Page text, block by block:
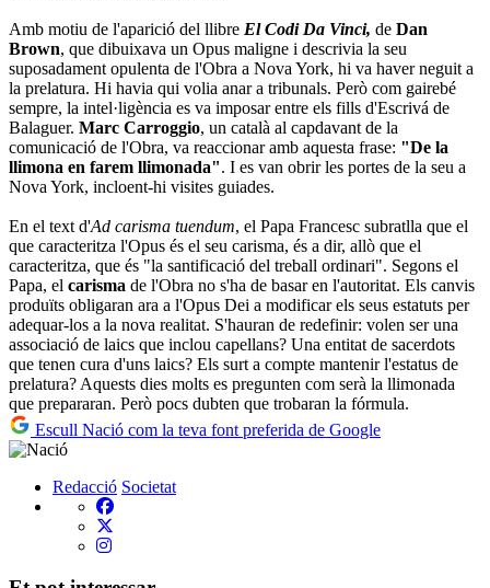
Amb motiu de l'aparició del llibre El Codi Da Vinci, de Dan
Brown, que dibuixava un Opus maligne i descrivia la seu
suposadament opulenta de l'Obra a Nova York, hi va haver neguit a
la prelatura. Hi havia qui volia anar a tribunals. Però com gairebé
sempre, la intel·ligència es va imposar entre els fills d'Escrivá de
Balaguer. Marc Carroggio, un català al capdavant de la
comunicació de l'Obra, va reaccionar amb aquesta frase: "De la
llimona en farem llimonada". I es van obrir les portes de la seu a
Nova York, incloent-hi visites guiades.
En el text d'Ad carisma tuendum, el Papa Francesc subratlla que el
que caracteritza l'Opus és el seu carisma, és a dir, allò que el
caracteritza, que és "la santificació del treball ordinari". Segons el
Papa, el carisma de l'Obra no s'ha de basar en l'autoritat. Els canvis
produïts obligaran ara a l'Opus Dei a modificar els seus estatuts per
adequar-los a la nova realitat. S'hauran de redefinir: volen ser una
associació de laics que inclou capellans? Una entitat de sacerdots
que tenen cura d'uns laics? Els surt a compte mantenir l'estatus de
prelatura? Aquests dies molts es pregunten com serà la llimonada
que prepararan. Però pocs dubten que trobaran la fórmula.
Escull Nació com la teva font preferida de Google
Redacció Societat